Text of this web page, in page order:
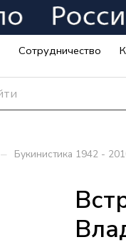
Сотрудничество
– Букинистика 1942 -